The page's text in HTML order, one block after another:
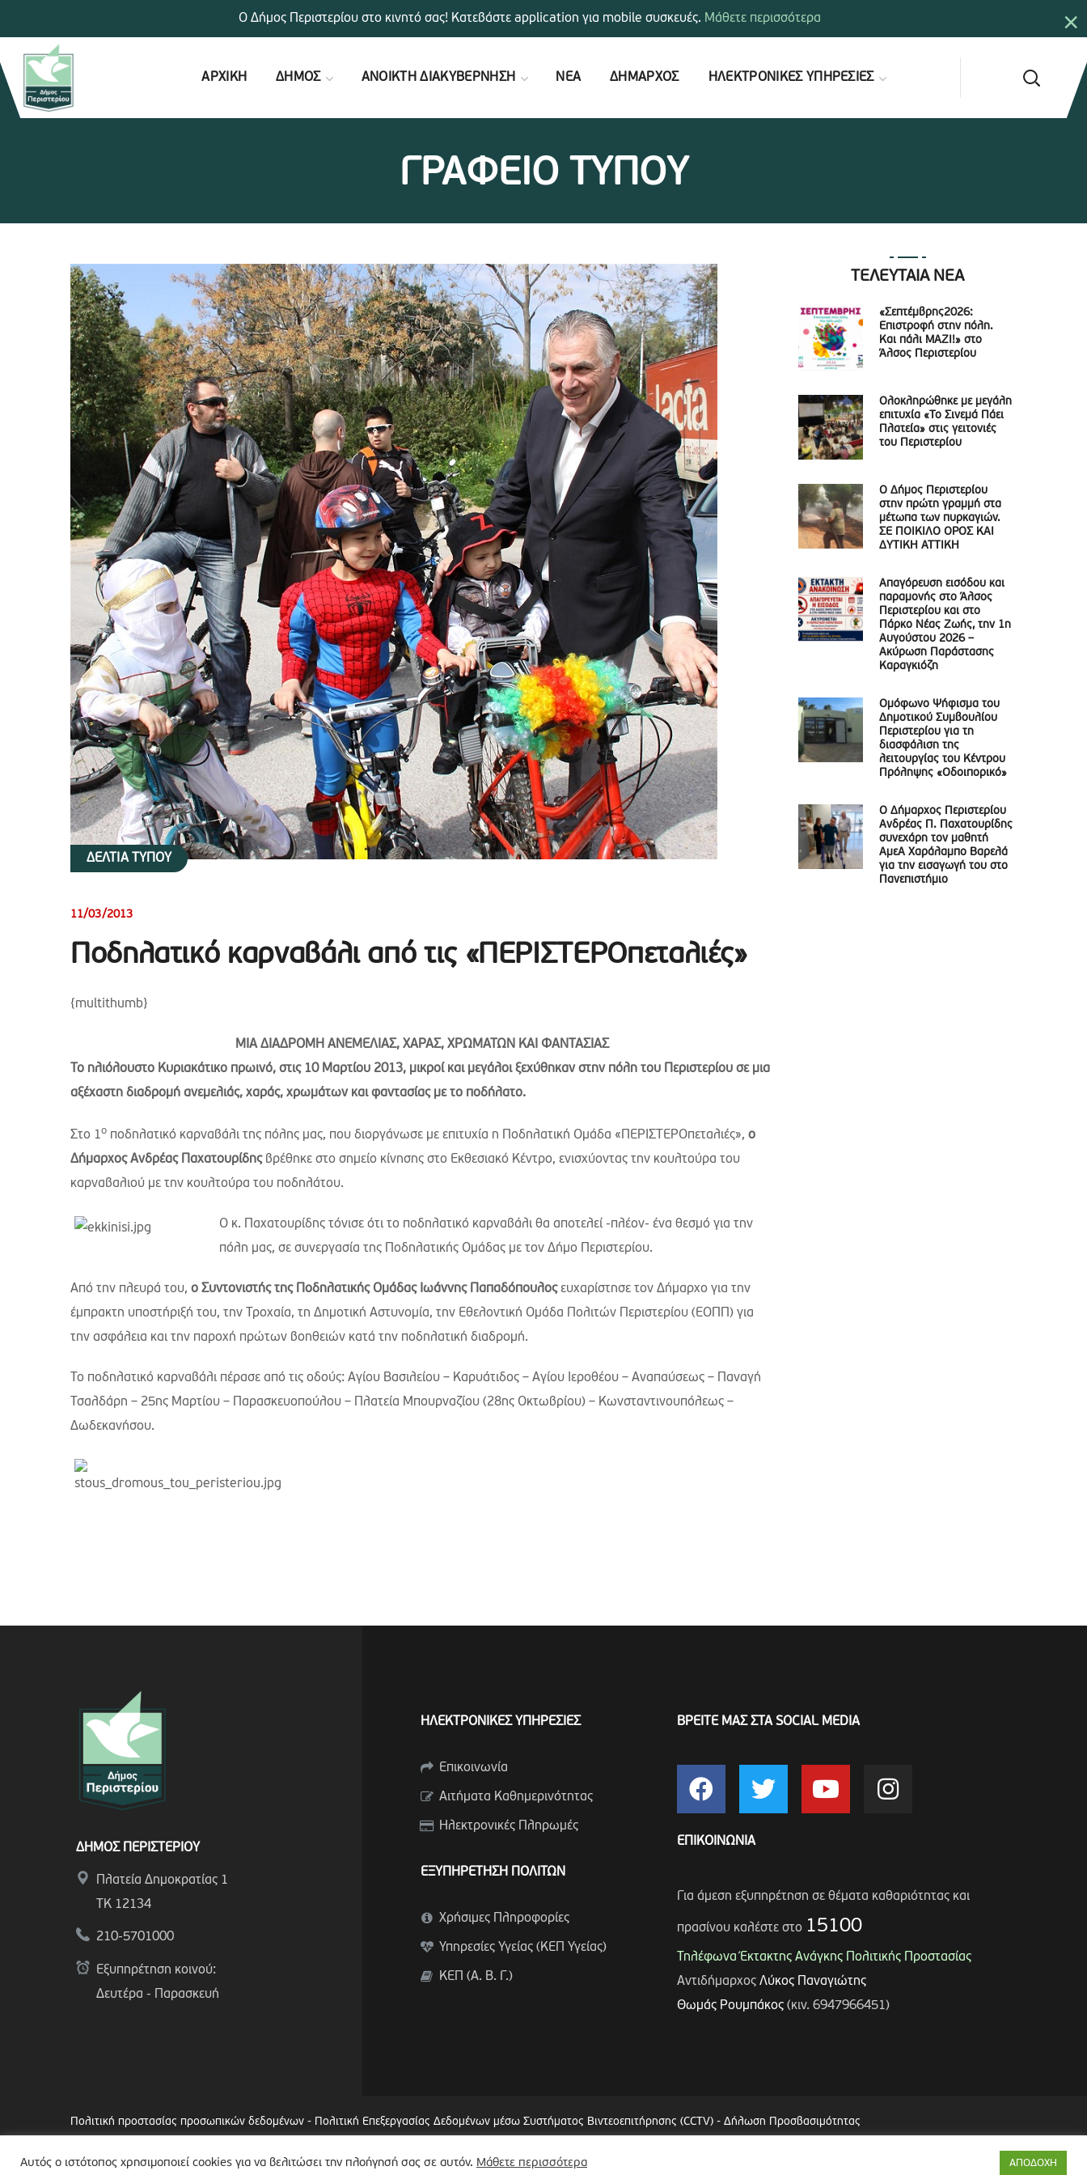
ΑΡΧΙΚΗ ΔΗΜΟΣ ΑΝΟΙΚΤΗ ΔΙΑΚΥΒΕΡΝΗΣΗ ΝΕΑ ΔΗΜΑΡΧΟΣ ΗΛΕΚΤΡΟΝΙΚΕΣ ΥΠΗΡΕΣΙΕΣ
ΓΡΑΦΕΙΟ ΤΥΠΟΥ
ΔΕΛΤΙΑ ΤΥΠΟΥ
11/03/2013
Ποδηλατικό καρναβάλι από τις «ΠΕΡΙΣΤΕΡΟπεταλιές»
{multithumb}
ΜΙΑ ΔΙΑΔΡΟΜΗ ΑΝΕΜΕΛΙΑΣ, ΧΑΡΑΣ, ΧΡΩΜΑΤΩΝ ΚΑΙ ΦΑΝΤΑΣΙΑΣ
Το ηλιόλουστο Κυριακάτικο πρωινό, στις 10 Μαρτίου 2013, μικροί και μεγάλοιξεχύθηκαν στην πόλη του Περιστερίου σε μια
αξέχαστη διαδρομή ανεμελιάς, χαράς, χρωμάτων και φαντασίας με το ποδήλατο.
Στο 1ο ποδηλατικό καρναβάλι της πόλης μας, που διοργάνωσε με επιτυχία η Ποδηλατική Ομάδα «ΠΕΡΙΣΤΕΡΟπεταλιές», ο
Δήμαρχος Ανδρέας Παχατουρίδηςβρέθηκε στο σημείο κίνησης στο Εκθεσιακό Κέντρο, ενισχύοντας την κουλτούρα του
καρναβαλιού με την κουλτούρα του ποδηλάτου.
Ο κ. Παχατουρίδης τόνισε ότι το ποδηλατικό καρναβάλι θα αποτελεί -πλέον- ένα θεσμό για την
πόλη μας, σε συνεργασία της Ποδηλατικής Ομάδας με τον Δήμο Περιστερίου.
Από την πλευρά του, ο Συντονιστής της Ποδηλατικής Ομάδας Ιωάννης Παπαδόπουλοςευχαρίστησε τον Δήμαρχο για την
έμπρακτη υποστήριξή του, την Τροχαία, τη Δημοτική Αστυνομία, την Εθελοντική Ομάδα Πολιτών Περιστερίου (ΕΟΠΠ) για
την ασφάλεια και την παροχή πρώτων βοηθειών κατά την ποδηλατική διαδρομή.
Το ποδηλατικό καρναβάλι πέρασε από τις οδούς: Αγίου Βασιλείου – Καρυάτιδος – Αγίου Ιεροθέου – Αναπαύσεως – Παναγή
Τσαλδάρη – 25ης Μαρτίου – Παρασκευοπούλου – Πλατεία Μπουρναζίου (28ης Οκτωβρίου) – Κωνσταντινουπόλεως –
Δωδεκανήσου.
ΤΕΛΕΥΤΑΙΑ ΝΕΑ
«Σεπτέμβρης2026:
Επιστροφή στην πόλη.
Και πάλι ΜΑΖΙ!» στο
Άλσος Περιστερίου
Ολοκληρώθηκε με μεγάλη
επιτυχία «Το Σινεμά Πάει
Πλατεία» στις γειτονιές
του Περιστερίου
Ο Δήμος Περιστερίου
στην πρώτη γραμμή στα
μέτωπα των πυρκαγιών.
ΣΕ ΠΟΙΚΙΛΟ ΟΡΟΣ ΚΑΙ
ΔΥΤΙΚΗ ΑΤΤΙΚΗ
Απαγόρευση εισόδου και
παραμονής στο Άλσος
Περιστερίου και στο
Πάρκο Νέας Ζωής, την 1η
Αυγούστου 2026 –
Ακύρωση Παράστασης
Καραγκιόζη
Ομόφωνο Ψήφισμα του
Δημοτικού Συμβουλίου
Περιστερίου για τη
διασφάλιση της
λειτουργίας του Κέντρου
Πρόληψης «Οδοιπορικό»
Ο Δήμαρχος Περιστερίου
Ανδρέας Π. Παχατουρίδης
συνεχάρη τον μαθητή
ΑμεΑ Χαράλαμπο Βαρελά
για την εισαγωγή του στο
Πανεπιστήμιο
ΔΗΜΟΣ ΠΕΡΙΣΤΕΡΙΟΥ
Πλατεία Δημοκρατίας 1
ΤΚ 12134
210-5701000
Εξυπηρέτηση κοινού:
Δευτέρα - Παρασκευή
ΗΛΕΚΤΡΟΝΙΚΕΣ ΥΠΗΡΕΣΙΕΣ
Επικοινωνία
Αιτήματα Καθημερινότητας
Ηλεκτρονικές Πληρωμές
ΕΞΥΠΗΡΕΤΗΣΗ ΠΟΛΙΤΩΝ
Χρήσιμες Πληροφορίες
Υπηρεσίες Υγείας (ΚΕΠ Υγείας)
ΚΕΠ (Α. Β. Γ.)
ΒΡΕΙΤΕ ΜΑΣ ΣΤΑ SOCIAL MEDIA
ΕΠΙΚΟΙΝΩΝΙΑ
Για άμεση εξυπηρέτηση σε θέματα καθαριότητας και
πρασίνου καλέστε στο 15100
Τηλέφωνα Έκτακτης Ανάγκης Πολιτικής Προστασίας
Αντιδήμαρχος Λύκος Παναγιώτης
Θωμάς Ρουμπάκος(κιν. 6947966451)
Πολιτική προστασίας προσωπικών δεδομένων - Πολιτική Επεξεργασίας Δεδομένων μέσω Συστήματος Βιντεοεπιτήρησης (CCTV) - Δήλωση Προσβασιμότητας
Made by minoanDesign
×
Ο Δήμος Περιστερίου στο κινητό σας! Κατεβάστε application για mobile συσκευές. Μάθετε περισσότερα
Αυτός ο ιστότοπος χρησιμοποιεί cookies για να βελιτώσει την πλοήγησή σας σε αυτόν. Μάθετε περισσότερα ΑΠΟΔΟΧΗ